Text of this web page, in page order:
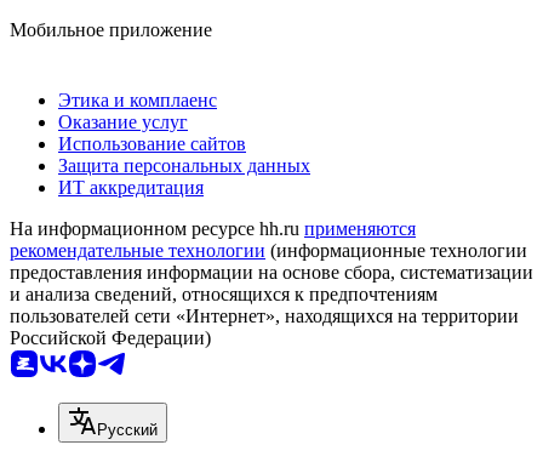
Мобильное приложение
Этика и комплаенс
Оказание услуг
Использование сайтов
Защита персональных данных
ИТ аккредитация
На информационном ресурсе hh.ru применяются
рекомендательные технологии (информационные технологии
предоставления информации на основе сбора, систематизации
и анализа сведений, относящихся к предпочтениям
пользователей сети «Интернет», находящихся на территории
Российской Федерации)
Русский